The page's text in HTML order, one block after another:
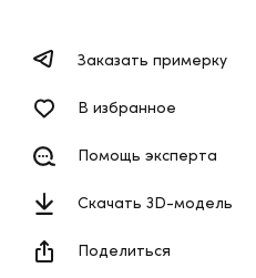
Заказать примерку
В избранное
Помощь эксперта
Скачать 3D-модель
Поделиться